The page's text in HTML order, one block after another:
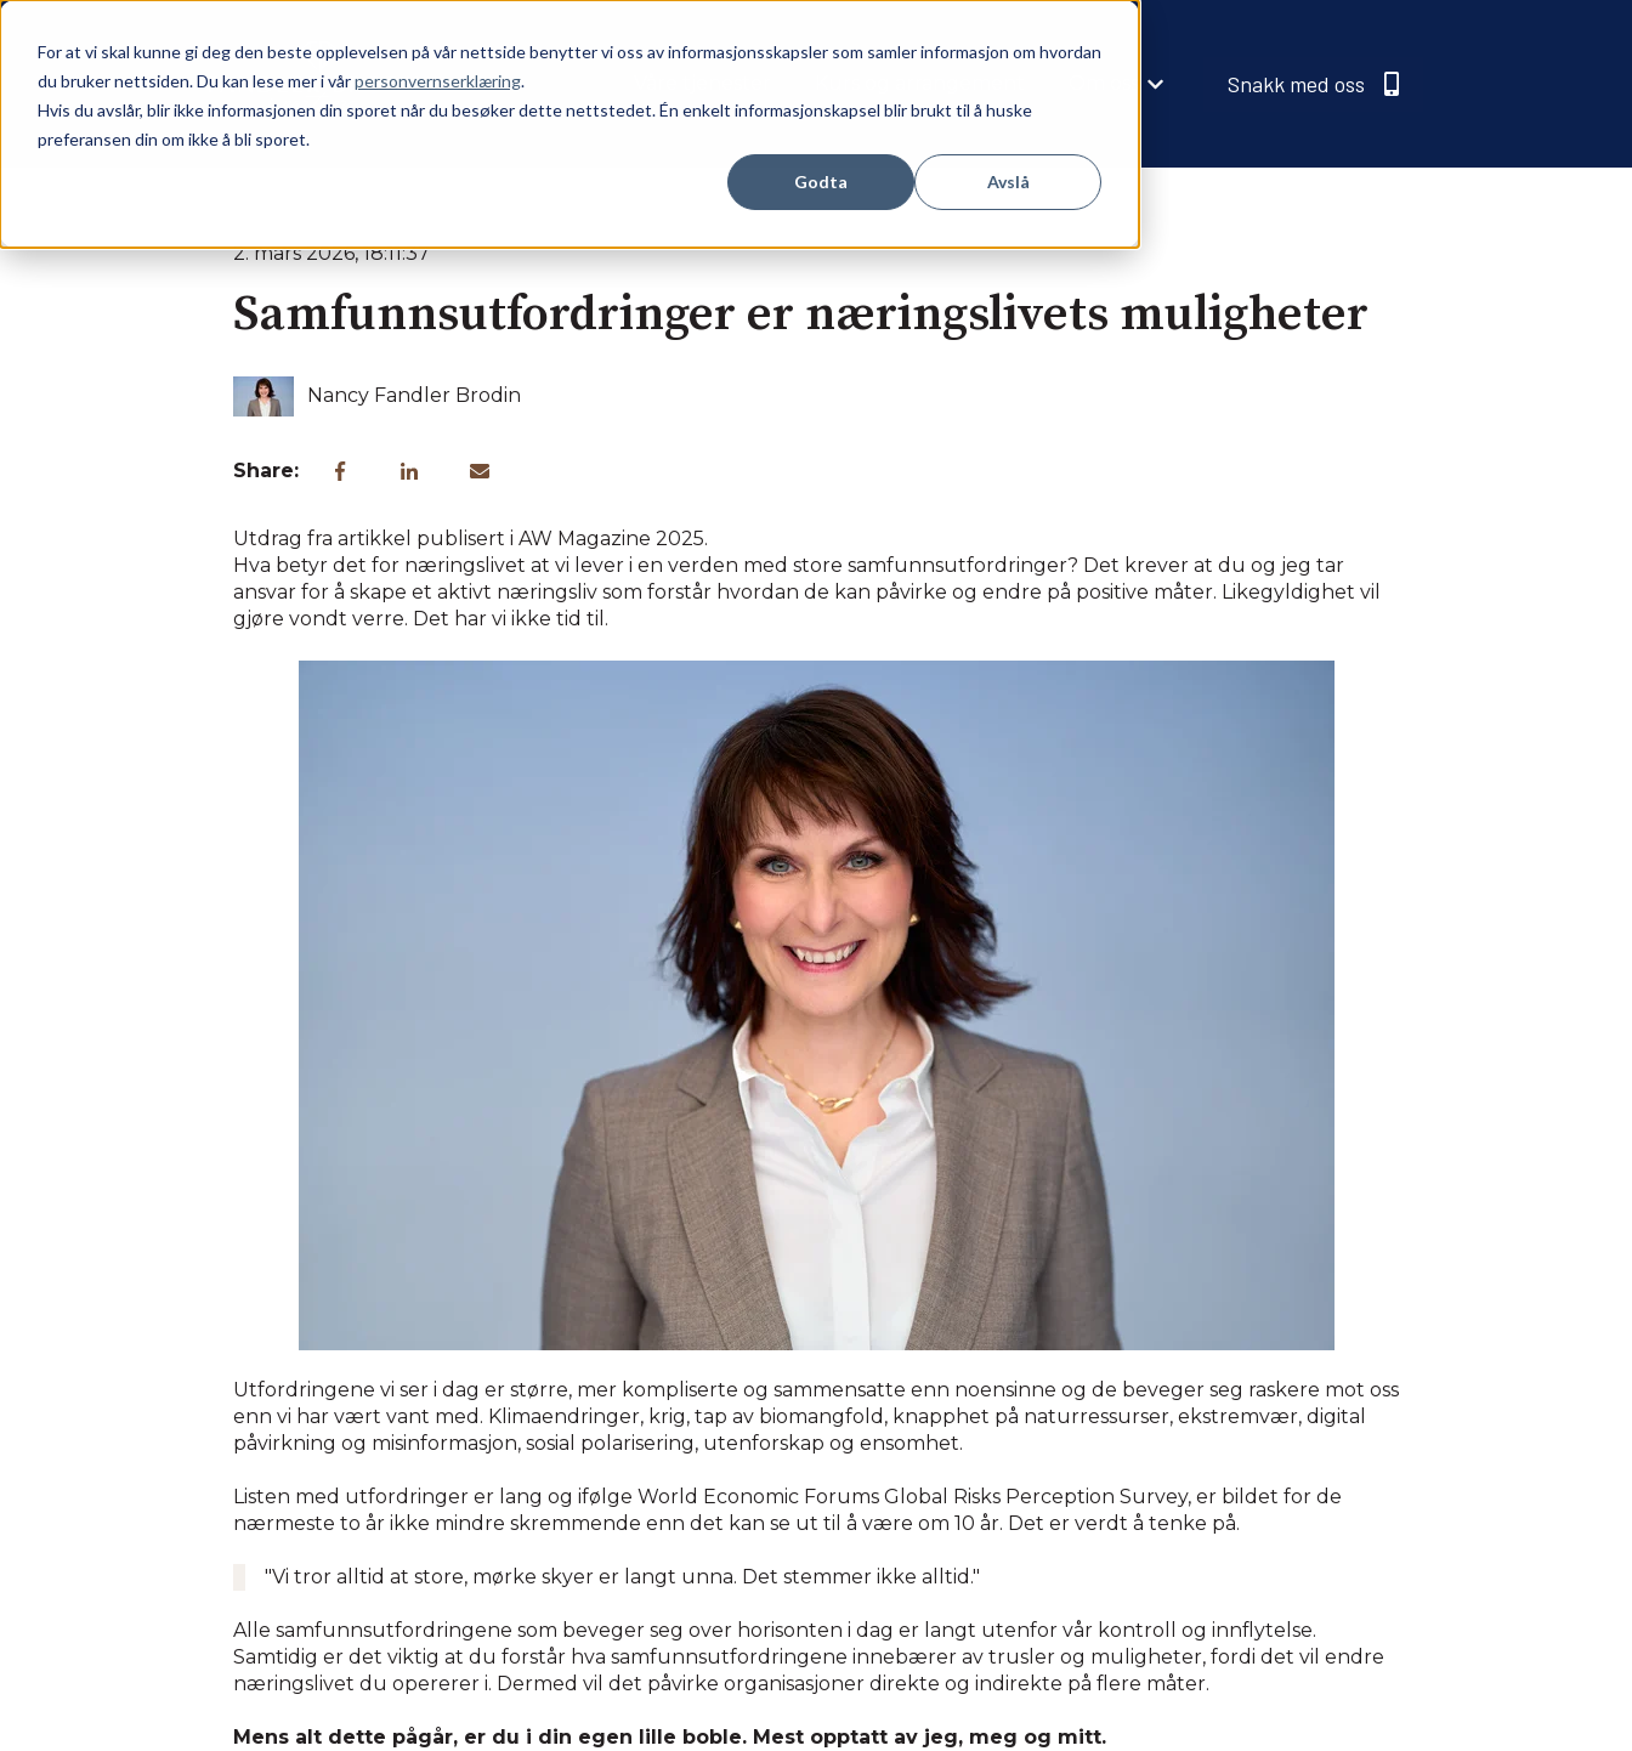
For at vi skal kunne gi deg den beste opplevelsen på vår nettside benytter vi oss av informasjonsskapsler som samler informasjon om hvordan
du bruker nettsiden. Du kan lese mer i vårpersonvernserklæring.
Hvis du avslår, blir ikke informasjonen din sporet når du besøker dette nettstedet. Én enkelt informasjonskapsel blir brukt til å huske
preferansen din om ikke å bli sporet.
Godta Avslå
Show submenu for Om oss
Snakk med oss
2. mars 2026, 18:11:37
Samfunnsutfordringer er næringslivets muligheter
Nancy Fandler Brodin
Share:
Utdrag fra artikkel publisert i AW Magazine 2025.
Hva betyr det for næringslivet at vi lever i en verden med store samfunnsutfordringer? Det krever at du og jeg tar
ansvar for å skape et aktivt næringsliv som forstår hvordan de kan påvirke og endre på positive måter. Likegyldighet vil
gjøre vondt verre. Det har vi ikke tid til.
Utfordringene vi ser i dag er større, mer kompliserte og sammensatte enn noensinne og de beveger seg raskere mot oss
enn vi har vært vant med. Klimaendringer, krig, tap av biomangfold, knapphet på naturressurser, ekstremvær, digital
påvirkning og misinformasjon, sosial polarisering, utenforskap og ensomhet.
Listen med utfordringer er lang og ifølge World Economic Forums Global Risks Perception Survey, er bildet for de
nærmeste to år ikke mindre skremmende enn det kan se ut til å være om 10 år. Det er verdt å tenke på.
"Vi tror alltid at store, mørke skyer er langt unna. Det stemmer ikke alltid."
Alle samfunnsutfordringene som beveger seg over horisonten i dag er langt utenfor vår kontroll og innflytelse.
Samtidig er det viktig at du forstår hva samfunnsutfordringene innebærer av trusler og muligheter, fordi det vil endre
næringslivet du opererer i. Dermed vil det påvirke organisasjoner direkte og indirekte på flere måter.
Mens alt dette pågår, er du i din egen lille boble. Mest opptatt av jeg, meg og mitt.